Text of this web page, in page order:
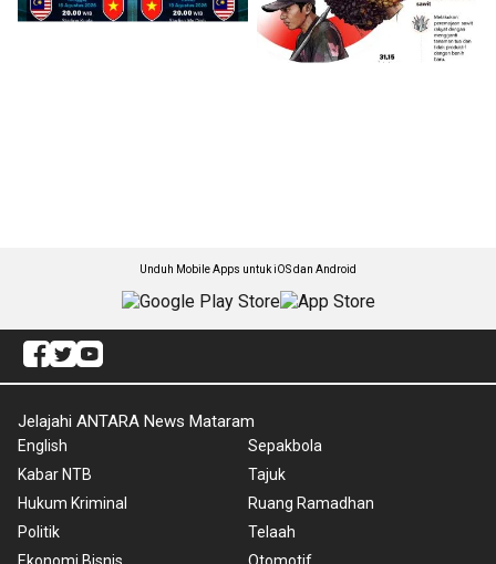
Unduh Mobile Apps untuk iOS dan Android
Jelajahi ANTARA News Mataram
English
Kabar NTB
Hukum Kriminal
Politik
Ekonomi Bisnis
Sepakbola
Tajuk
Ruang Ramadhan
Telaah
Otomotif